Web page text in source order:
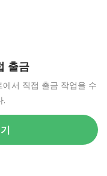
출금
서 직접 출금 작업을 수
.